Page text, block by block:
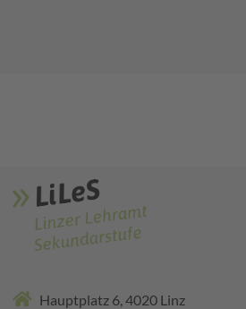
Hauptplatz 6, 4020 Linz